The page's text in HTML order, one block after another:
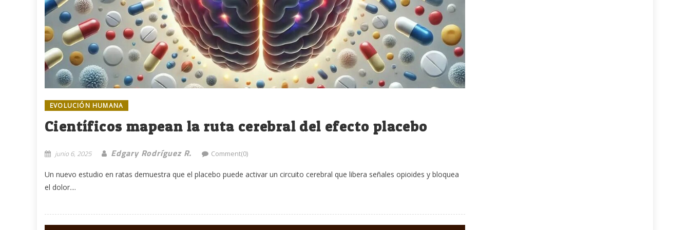
EVOLUCIÓN HUMANA
Científicos mapean la ruta cerebral del efecto placebo
junio 6, 2025 Edgary Rodríguez R. Comment(0)
Un nuevo estudio en ratas demuestra que el placebo puede activar un circuito cerebral que libera señales opioides y bloquea
el dolor....